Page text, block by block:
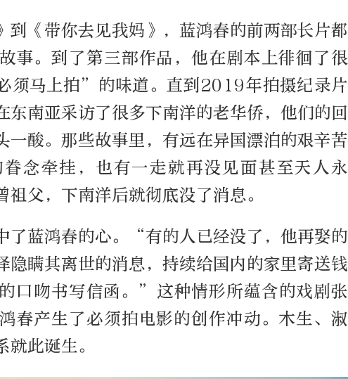
到《带你去见我妈》，蓝鸿春的前两部长片都
事。到了第三部作品，他在剧本上徘徊了很
须马上拍”的味道。直到2019年拍摄纪录片
东南亚采访了很多下南洋的老华侨，他们的回
一酸。那些故事里，有远在异国漂泊的艰辛苦
念牵挂，也有一走就再没见面甚至天人永
父，下南洋后就彻底没了消息。
了蓝鸿春的心。“有的人已经没了，他再娶的
隐瞒其离世的消息，持续给国内的家里寄送钱
口吻书写信函。”这种情形所蕴含的戏剧张
春产生了必须拍电影的创作冲动。木生、淑
此诞生。